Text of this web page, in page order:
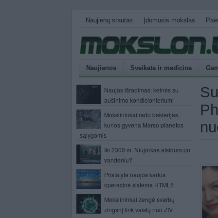
Naujienų srautas Įdomusis mokslas
Naujienos Sveikata ir medicina
Naujas išradimas: kelnės su
aušinimo kondicionieriumi
Mokslininkai rado bakterijas,
kurios gyvena Marso planetos
sąlygomis
Iki 2300 m. Niujorkas atsidurs po
vandeniu?
Pristatyta naujos kartos
operacinė sistema HTML5
Mokslininkai žengė svarbų
žingsnį link vaistų nuo ŽIV